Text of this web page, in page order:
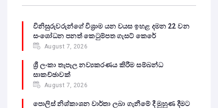
විනිසුරුවරුන්ගේ විශ්‍රාම යන වයස ඉහළ දමන 22 වන
සංශෝධන පනත් කෙටුම්පත ගැසට් කෙරේ
August 7, 2026
ශ්‍රී ලංකා තැපෑල නව්‍යකරණය කිරීම සම්බන්ධ
සාකච්ඡාවක්
August 7, 2026
පොලිස් නිශ්කාශන වාර්තා ලබා ගැනීමේ දී මුහුණ දීමට